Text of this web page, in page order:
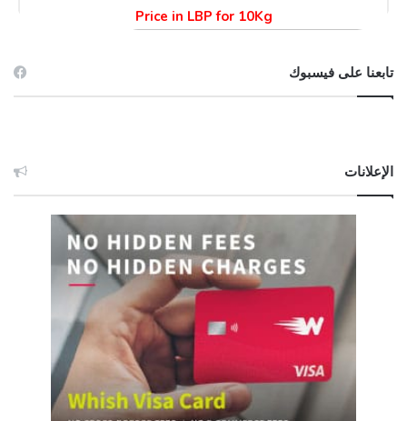
تابعنا على فيسبوك
الإعلانات